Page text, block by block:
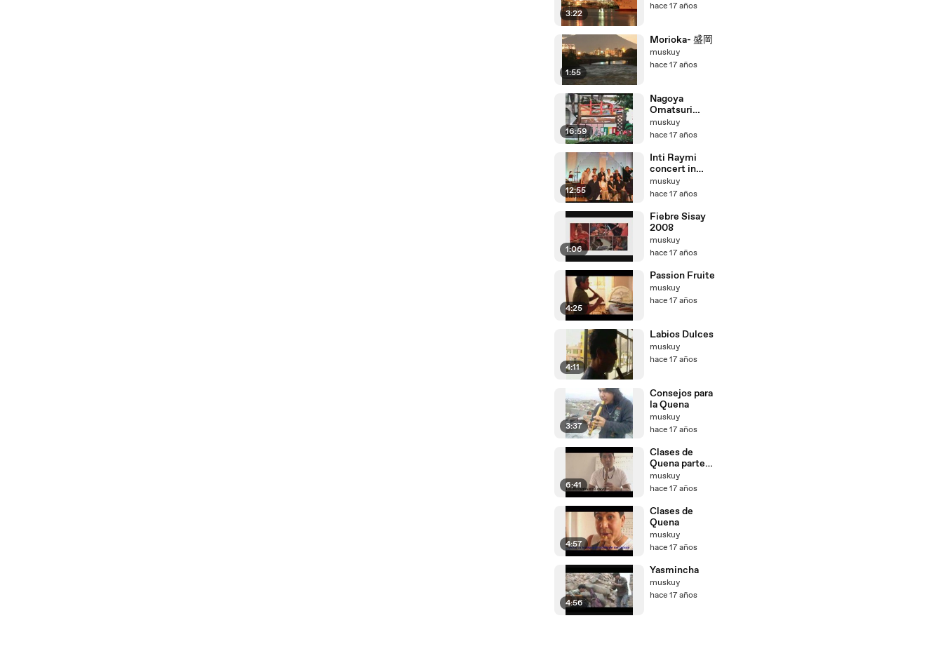
3:22
hace 17 años
1:55
Morioka- 盛岡
muskuy
hace 17 años
16:59
Nagoya
Omatsuri
2009
muskuy
hace 17 años
12:55
Inti Raymi
concert in
Japan 2009
muskuy
hace 17 años
1:06
Fiebre Sisay
2008
muskuy
hace 17 años
4:25
Passion Fruite
muskuy
hace 17 años
4:11
Labios Dulces
muskuy
hace 17 años
3:37
Consejos para
la Quena
muskuy
hace 17 años
6:41
Clases de
Quena parte
2da
muskuy
hace 17 años
4:57
Clases de
Quena
muskuy
hace 17 años
4:56
Yasmincha
muskuy
hace 17 años